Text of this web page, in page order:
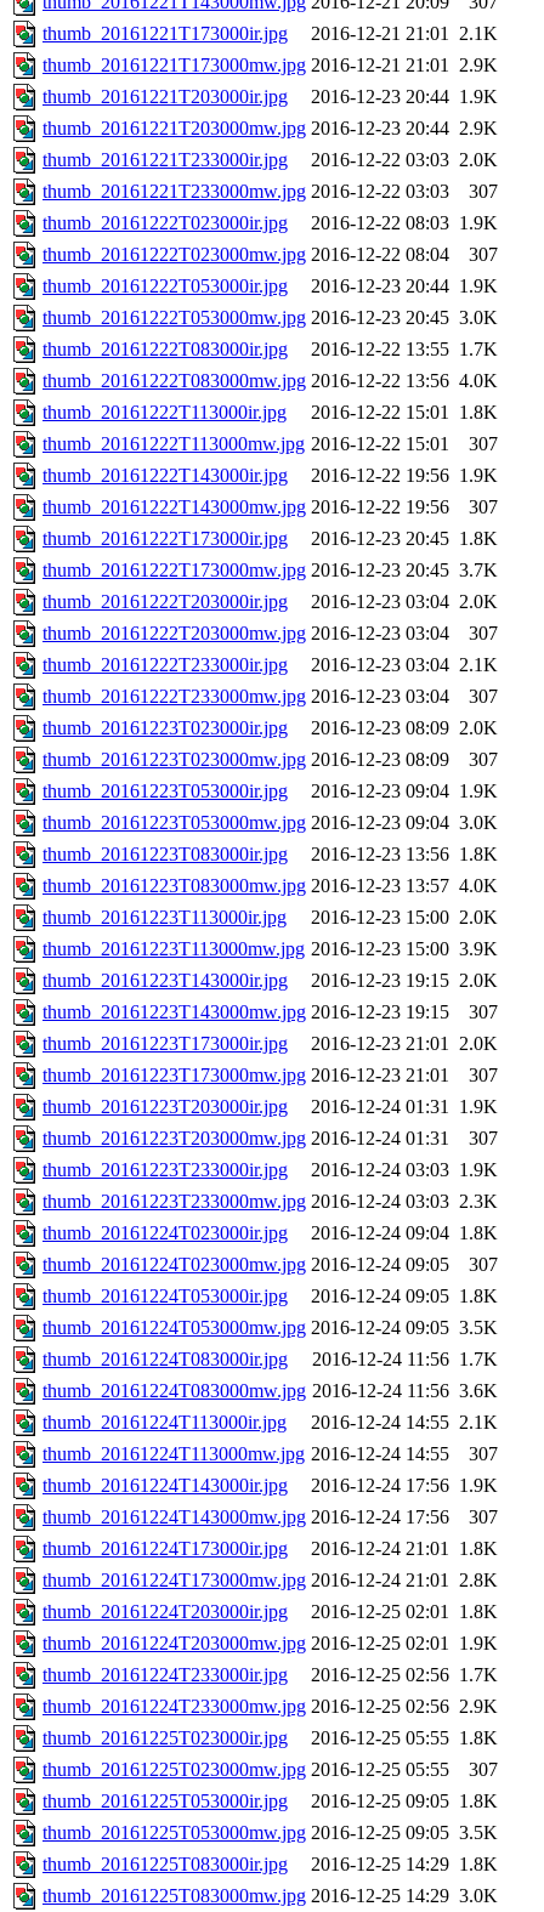
thumb_20161221T173000ir.jpg
2016-12-21 21:01 2.1K
thumb_20161221T173000mw.jpg 2016-12-21 21:01 2.9K
thumb_20161221T203000ir.jpg
2016-12-23 20:44 1.9K
thumb_20161221T203000mw.jpg 2016-12-23 20:44 2.9K
thumb_20161221T233000ir.jpg
2016-12-22 03:03 2.0K
thumb_20161221T233000mw.jpg 2016-12-22 03:03
307
thumb_20161222T023000ir.jpg
2016-12-22 08:03 1.9K
thumb_20161222T023000mw.jpg 2016-12-22 08:04
307
thumb_20161222T053000ir.jpg
2016-12-23 20:44 1.9K
thumb_20161222T053000mw.jpg 2016-12-23 20:45 3.0K
thumb_20161222T083000ir.jpg
2016-12-22 13:55 1.7K
thumb_20161222T083000mw.jpg 2016-12-22 13:56 4.0K
thumb_20161222T113000ir.jpg
2016-12-22 15:01 1.8K
thumb_20161222T113000mw.jpg 2016-12-22 15:01
307
thumb_20161222T143000ir.jpg
2016-12-22 19:56 1.9K
thumb_20161222T143000mw.jpg 2016-12-22 19:56
307
thumb_20161222T173000ir.jpg
2016-12-23 20:45 1.8K
thumb_20161222T173000mw.jpg 2016-12-23 20:45 3.7K
thumb_20161222T203000ir.jpg
2016-12-23 03:04 2.0K
thumb_20161222T203000mw.jpg 2016-12-23 03:04
307
thumb_20161222T233000ir.jpg
2016-12-23 03:04 2.1K
thumb_20161222T233000mw.jpg 2016-12-23 03:04
307
thumb_20161223T023000ir.jpg
2016-12-23 08:09 2.0K
thumb_20161223T023000mw.jpg 2016-12-23 08:09
307
thumb_20161223T053000ir.jpg
2016-12-23 09:04 1.9K
thumb_20161223T053000mw.jpg 2016-12-23 09:04 3.0K
thumb_20161223T083000ir.jpg
2016-12-23 13:56 1.8K
thumb_20161223T083000mw.jpg 2016-12-23 13:57 4.0K
thumb_20161223T113000ir.jpg
2016-12-23 15:00 2.0K
thumb_20161223T113000mw.jpg 2016-12-23 15:00 3.9K
thumb_20161223T143000ir.jpg
2016-12-23 19:15 2.0K
thumb_20161223T143000mw.jpg 2016-12-23 19:15
307
thumb_20161223T173000ir.jpg
2016-12-23 21:01 2.0K
thumb_20161223T173000mw.jpg 2016-12-23 21:01
307
thumb_20161223T203000ir.jpg
2016-12-24 01:31 1.9K
thumb_20161223T203000mw.jpg 2016-12-24 01:31
307
thumb_20161223T233000ir.jpg
2016-12-24 03:03 1.9K
thumb_20161223T233000mw.jpg 2016-12-24 03:03 2.3K
thumb_20161224T023000ir.jpg
2016-12-24 09:04 1.8K
thumb_20161224T023000mw.jpg 2016-12-24 09:05
307
thumb_20161224T053000ir.jpg
2016-12-24 09:05 1.8K
thumb_20161224T053000mw.jpg 2016-12-24 09:05 3.5K
thumb_20161224T083000ir.jpg
2016-12-24 11:56 1.7K
thumb_20161224T083000mw.jpg 2016-12-24 11:56 3.6K
thumb_20161224T113000ir.jpg
2016-12-24 14:55 2.1K
thumb_20161224T113000mw.jpg 2016-12-24 14:55
307
thumb_20161224T143000ir.jpg
2016-12-24 17:56 1.9K
thumb_20161224T143000mw.jpg 2016-12-24 17:56
307
thumb_20161224T173000ir.jpg
2016-12-24 21:01 1.8K
thumb_20161224T173000mw.jpg 2016-12-24 21:01 2.8K
thumb_20161224T203000ir.jpg
2016-12-25 02:01 1.8K
thumb_20161224T203000mw.jpg 2016-12-25 02:01 1.9K
thumb_20161224T233000ir.jpg
2016-12-25 02:56 1.7K
thumb_20161224T233000mw.jpg 2016-12-25 02:56 2.9K
thumb_20161225T023000ir.jpg
2016-12-25 05:55 1.8K
thumb_20161225T023000mw.jpg 2016-12-25 05:55
307
thumb_20161225T053000ir.jpg
2016-12-25 09:05 1.8K
thumb_20161225T053000mw.jpg 2016-12-25 09:05 3.5K
thumb_20161225T083000ir.jpg
2016-12-25 14:29 1.8K
thumb_20161225T083000mw.jpg 2016-12-25 14:29 3.0K